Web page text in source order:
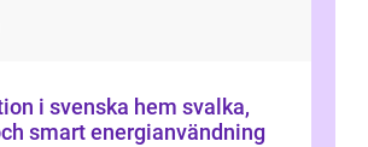
i svenska hem svalka,
smart energianvändning